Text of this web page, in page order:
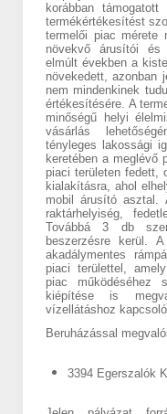
korábban
termékértékesítést
termelői piac mérete
növekvő árusítói és
elmúlt években a
növekedett, azonban
nem mindenkinek
értékesítésére. A
minőségű helyi
vásárlás
tényleges lakossági
keretében a meglévő
piaci területen fedett,
kialakításra, ahol
mobil árusító asztal.
raktárhelyiség,
Továbbá 3 db
beszerzésre kerül.
akadálymentes
piaci területtel,
piac működéséhez
kiépítése is
vízellátáshoz
Beruházással
3394 Egerszalók